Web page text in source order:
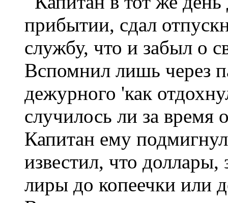
прибытии, сдал
службу, что и забыл о
Вспомнил лишь через
дежурного 'как
случилось ли за время
Капитан ему
известил, что
лиры до копеечки или